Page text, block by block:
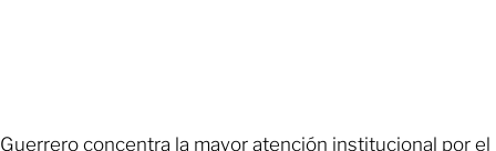
Guerrero concentra la mayor atención institucional por el